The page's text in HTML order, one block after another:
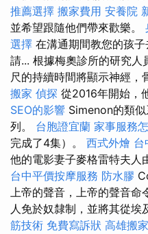
推薦選擇 搬家費用 安養院
並希望跟隨他們帶來歡樂。
選擇 在溝通期間教您的孩子
請... 根據梅奧診所的研究
尺的持續時間將顯示神經，
搬家 偵探 從2016年開始，
SEO的影響 Simenon的類
列。 台胞證宜蘭 家事服務
完成了4集）。 西式外燴 台
他的電影妻子麥格雷特夫人
台中平價按摩服務 防水膠
上帝的聲音，上帝的聲音命
人免於奴隸制，並將其從埃
筋技術 免費寫訴狀 高雄搬